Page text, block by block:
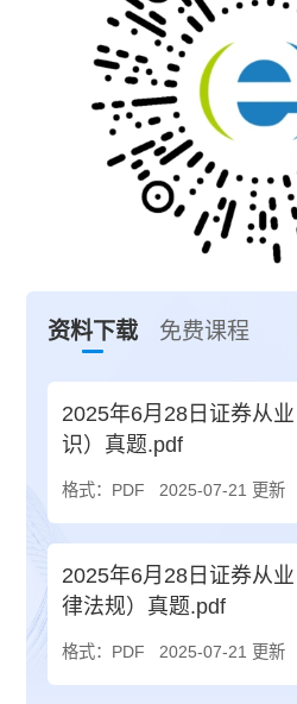
资料下载 免费课程
2025年6月28日证券从
识）真题.pdf
格式：PDF 2025-07-21 更新
2025年6月28日证券从
律法规）真题.pdf
格式：PDF 2025-07-21 更新